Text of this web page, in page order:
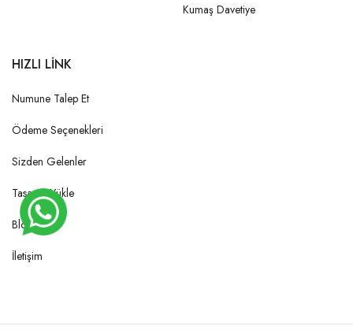
Kumaş Davetiye
HIZLI LİNK
Numune Talep Et
Ödeme Seçenekleri
Sizden Gelenler
Tasarım Yükle
Blog
İletişim